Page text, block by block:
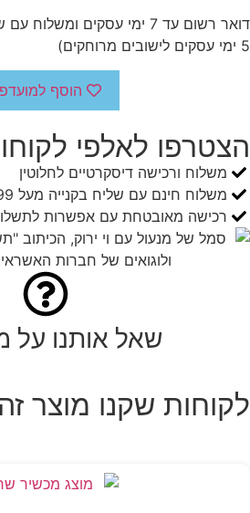
5 ימי עסקים לישובים מרוחקים)
הוסף
הצטרפו לאלפי
משלוח ורכישה דיסקרטיים לחלוטין
משלוח חינם עם שליח בקנייה מעל 199 ₪
רכישה מאובטחת עם אפשרות
שאל אותנו על
לקוחות שקנו מוצר